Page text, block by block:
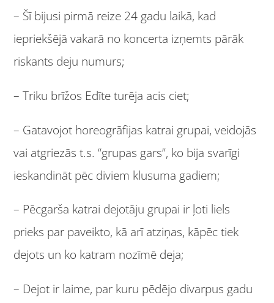
– Šī bijusi pirmā reize 24 gadu laikā, kad
iepriekšējā vakarā no koncerta izņemts pārāk
riskants deju numurs;
– Triku brīžos Edīte turēja acis ciet;
– Gatavojot horeogrāfijas katrai grupai, veidojās
vai atgriezās t.s. “grupas gars”, ko bija svarīgi
ieskandināt pēc diviem klusuma gadiem;
– Pēcgarša katrai dejotāju grupai ir ļoti liels
prieks par paveikto, kā arī atziņas, kāpēc tiek
dejots un ko katram nozīmē deja;
– Dejot ir laime, par kuru pēdējo divarpus gadu